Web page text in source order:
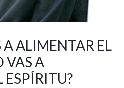
A ALIMENTAR EL
VAS A
ESPÍRITU?